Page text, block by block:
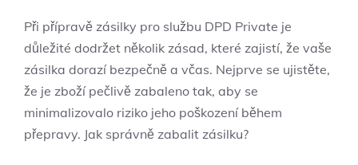
Při přípravě zásilky pro službu DPD Private je
důležité dodržet několik zásad, které zajistí, že vaše
zásilka dorazí bezpečně a včas. Nejprve se ujistěte,
že je zboží pečlivě zabaleno tak, aby se
minimalizovalo riziko jeho poškození během
přepravy. Jak správně zabalit zásilku?